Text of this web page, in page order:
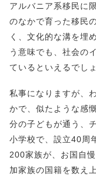
アルバニア系移民に
のなかで育った移民
く、文化的な溝を埋
う意味でも、社会の
ているといえるでしょ
私事になりますが、
かで、似たような感
分の子どもが通う、
小学校で、設立40周
200家族が、お国自
加家族の国籍を数え